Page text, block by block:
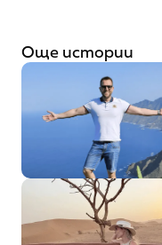
Още истории